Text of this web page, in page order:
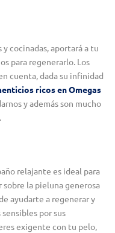
cocinadas, aportará a tu
para regenerarlo. Los
cuenta, dada su infinidad
ricos en Omegas
y además son mucho
relajante es ideal para
sobre la pieluna generosa
ayudarte a regenerar y
por sus
exigente con tu pelo,